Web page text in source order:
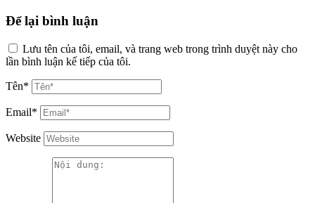
Để lại bình luận
Lưu tên của tôi, email, và trang web trong trình duyệt này cho
lần bình luận kế tiếp của tôi.
Tên*
Email*
Website